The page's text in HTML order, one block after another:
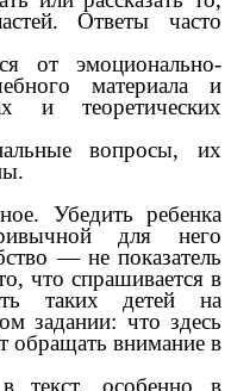
Ответы часто
от эмоционально-
материала и
и теоретических
вопросы, их
Убедить ребенка
для него
— не показатель
что спрашивается в
таких детей на
задании: что здесь
обращать внимание в
текст, особенно в